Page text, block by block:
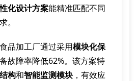
化设计方案能精准匹配不同
。
品加工厂通过采用模块化保
故障率降低62%。该方案特
构和智能监测模块 ，有效应